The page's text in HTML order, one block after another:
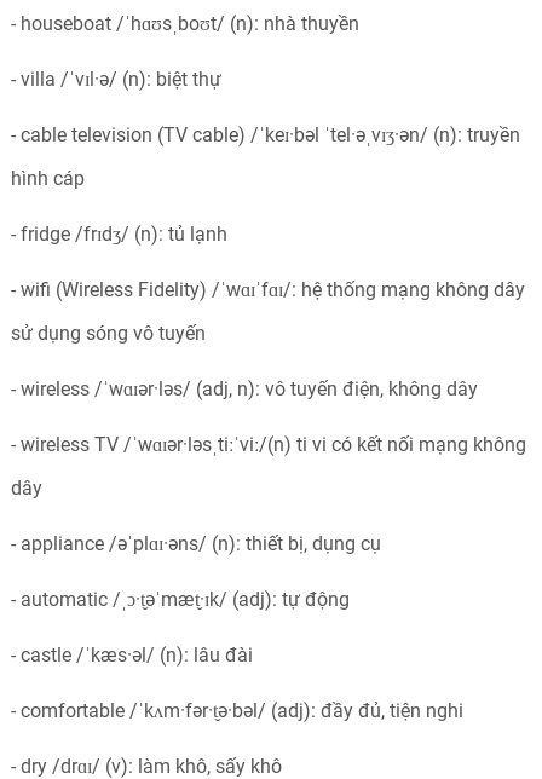
- houseboat /ˈhɑʊsˌboʊt/ (n): nhà thuyền
- villa /ˈvɪl·ə/ (n): biệt thự
- cable television (TV cable) /ˈkeɪ·bəl ˈtel·əˌvɪʒ·ən/ (n): truyền
hình cáp
- fridge /frɪdʒ/ (n): tủ lạnh
- wifi (Wireless Fidelity) /ˈwɑɪˈfɑɪ/: hệ thống mạng không dây
sử dụng sóng vô tuyến
- wireless /ˈwɑɪər·ləs/ (adj, n): vô tuyến điện, không dây
- wireless TV /ˈwɑɪər·ləsˌtiːˈviː/(n) ti vi có kết nối mạng không
dây
- appliance /əˈplɑɪ·əns/ (n): thiết bị, dụng cụ
- automatic / ˌɔ·t̬əˈmæt̬·ɪk/ (adj): tự động
- castle /ˈkæs·əl/ (n): lâu đài
- comfortable /ˈkʌm·fər·t̬ə·bəl/ (adj): đầy đủ, tiện nghi
- dry /drɑɪ/ (v): làm khô, sấy khô